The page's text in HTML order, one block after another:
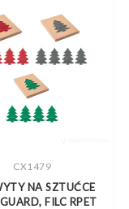
CX1479
NA SZTUĆCE
FILC RPET